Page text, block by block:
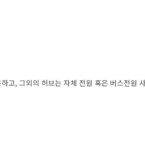
고, 그외의 허브는 자체 전원 혹은 버스전원